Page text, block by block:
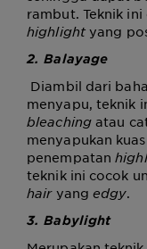
rambut. Teknik
highlightyang
2. Balayage
Diambil dari
menyapu, teknik
bleachingatau
menyapukan
penempatan
teknik ini cocok
hairyangedgy.
3. Babylight